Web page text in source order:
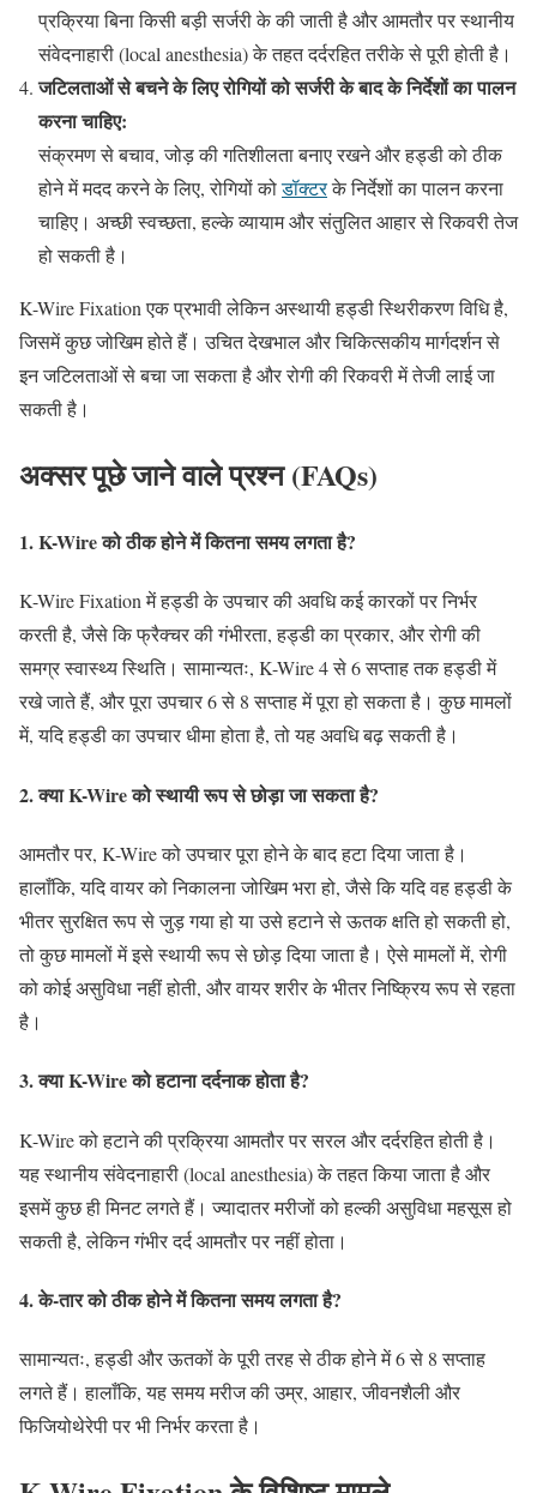
प्रक्रिया बिना किसी बड़ी सर्जरी के की जाती है और आमतौर पर स्थानीय
संवेदनाहारी (local anesthesia) के तहत दर्दरहित तरीके से पूरी होती है।
जटिलताओं से बचने के लिए रोगियों को सर्जरी के बाद के निर्देशों का पालन
करना चाहिए:
संक्रमण से बचाव, जोड़ की गतिशीलता बनाए रखने और हड्डी को ठीक
होने में मदद करने के लिए, रोगियों कोडॉक्टरके निर्देशों का पालन करना
चाहिए। अच्छी स्वच्छता, हल्के व्यायाम और संतुलित आहार से रिकवरी तेज
हो सकती है।
K-Wire Fixation एक प्रभावी लेकिन अस्थायी हड्डी स्थिरीकरण विधि है,
जिसमें कुछ जोखिम होते हैं। उचित देखभाल और चिकित्सकीय मार्गदर्शन से
इन जटिलताओं से बचा जा सकता है और रोगी की रिकवरी में तेजी लाई जा
सकती है।
अक्सर पूछे जाने वाले प्रश्न (FAQs)
1. K-Wire को ठीक होने में कितना समय लगता है?
K-Wire Fixation में हड्डी के उपचार की अवधि कई कारकों पर निर्भर
करती है, जैसे कि फ्रैक्चर की गंभीरता, हड्डी का प्रकार, और रोगी की
समग्र स्वास्थ्य स्थिति। सामान्यतः, K-Wire 4 से 6 सप्ताह तक हड्डी में
रखे जाते हैं, और पूरा उपचार 6 से 8 सप्ताह में पूरा हो सकता है। कुछ मामलों
में, यदि हड्डी का उपचार धीमा होता है, तो यह अवधि बढ़ सकती है।
2. क्या K-Wire को स्थायी रूप से छोड़ा जा सकता है?
आमतौर पर, K-Wire को उपचार पूरा होने के बाद हटा दिया जाता है।
हालाँकि, यदि वायर को निकालना जोखिम भरा हो, जैसे कि यदि वह हड्डी के
भीतर सुरक्षित रूप से जुड़ गया हो या उसे हटाने से ऊतक क्षति हो सकती हो,
तो कुछ मामलों में इसे स्थायी रूप से छोड़ दिया जाता है। ऐसे मामलों में, रोगी
को कोई असुविधा नहीं होती, और वायर शरीर के भीतर निष्क्रिय रूप से रहता
है।
3. क्या K-Wire को हटाना दर्दनाक होता है?
K-Wire को हटाने की प्रक्रिया आमतौर पर सरल और दर्दरहित होती है।
यह स्थानीय संवेदनाहारी (local anesthesia) के तहत किया जाता है और
इसमें कुछ ही मिनट लगते हैं। ज्यादातर मरीजों को हल्की असुविधा महसूस हो
सकती है, लेकिन गंभीर दर्द आमतौर पर नहीं होता।
4. के-तार को ठीक होने में कितना समय लगता है?
सामान्यतः, हड्डी और ऊतकों के पूरी तरह से ठीक होने में 6 से 8 सप्ताह
लगते हैं। हालाँकि, यह समय मरीज की उम्र, आहार, जीवनशैली और
फिजियोथेरेपी पर भी निर्भर करता है।